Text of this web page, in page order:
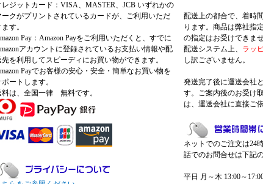
レジットカード：VISA、MASTER、JCB いずれかの
ークがプリントされているカードが、ご利用いただ
す。
Pay：Amazon Payをご利用いただくと、すでに
アカウントに登録されているお支払い情報や配
先を利用してスピーディにお買い物ができます。
Payでお客様の安心・安全・簡単なお買い物を
ポートします。
料は、全国一律 無料です。
配送上の都合で、着時
ります。商品は弊社指
の指定はお受けできませ
配送システム上、
ラッ
し訳ございません。
発送完了後に運送会社
す。ご案内後のお受け
は、運送会社に直接ご
ネットでのご注文は24
話でのお問合せは下記
平日 月～木 13:00～